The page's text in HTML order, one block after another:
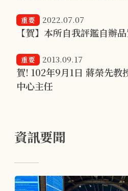
重要 2022.07.07
【賀】本所自我評鑑自辦
重要 2013.09.17
賀! 102年9月1日 蔣榮先教授榮任計算機與網路
中心主任
資訊要聞